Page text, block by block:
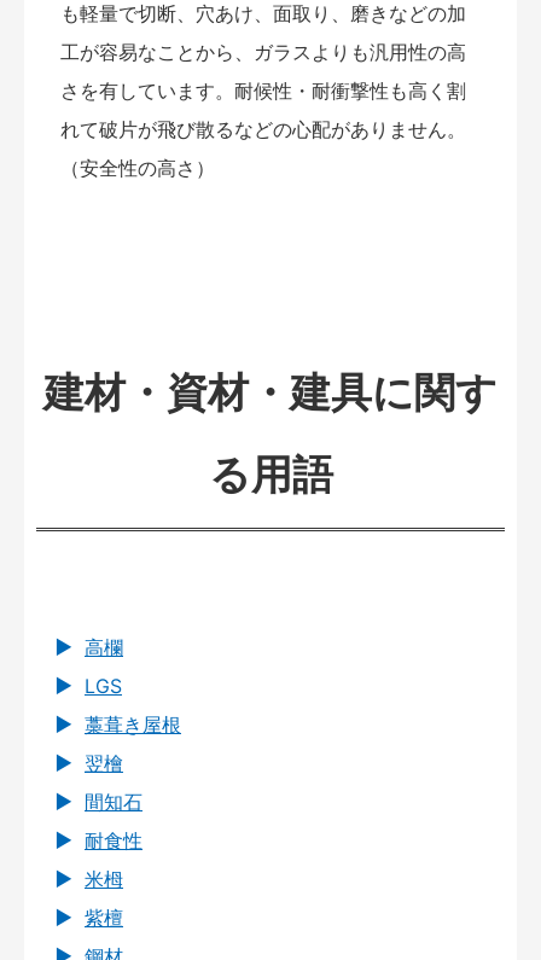
も軽量で切断、穴あけ、面取り、磨きなどの加
工が容易なことから、ガラスよりも汎用性の高
さを有しています。耐候性・耐衝撃性も高く割
れて破片が飛び散るなどの心配がありません。
（安全性の高さ）
建材・資材・建具に関す
る用語
高欄
LGS
藁葺き屋根
翌檜
間知石
耐食性
米栂
紫檀